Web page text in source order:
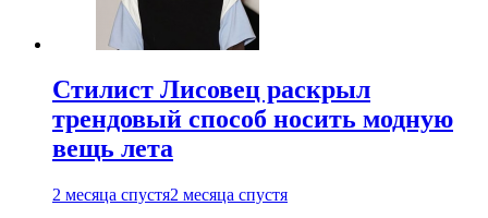
Стилист Лисовец раскрыл
трендовый способ носить модную
вещь лета
2 месяца спустя2 месяца спустя